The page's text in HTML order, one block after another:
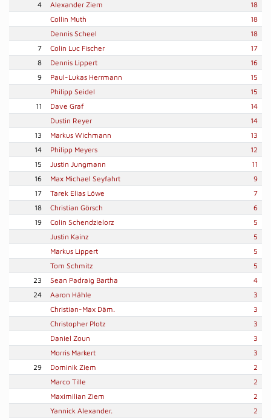
4
Alexander Ziem
18
Collin Muth
18
Dennis Scheel
18
7
Colin Luc Fischer
17
8
Dennis Lippert
16
9
Paul-Lukas Herrmann
15
Philipp Seidel
15
11
Dave Graf
14
Dustin Reyer
14
13
Markus Wichmann
13
14
Philipp Meyers
12
15
Justin Jungmann
11
16
Max Michael Seyfahrt
9
17
Tarek Elias Löwe
7
18
Christian Görsch
6
19
Colin Schendzielorz
5
Justin Kainz
5
Markus Lippert
5
Tom Schmitz
5
23
Sean Padraig Bartha
4
24
Aaron Hähle
3
Christian-Max Däm.
3
Christopher Plotz
3
Daniel Zoun
3
Morris Markert
3
29
Dominik Ziem
2
Marco Tille
2
Maximilian Ziem
2
Yannick Alexander.
2